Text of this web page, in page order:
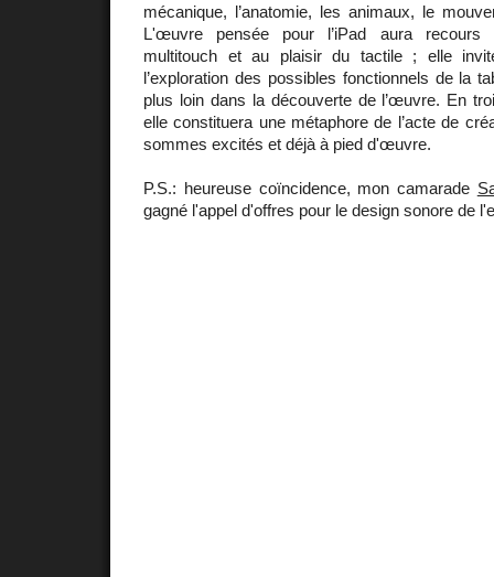
mécanique, l’anatomie, les animaux, le
L'œuvre pensée pour l’iPad aura recours
multitouch et au plaisir du tactile ; elle
l’exploration des possibles fonctionnels de la
plus loin dans la découverte de l’œuvre. En
elle constituera une métaphore de l’acte de
sommes excités et déjà à pied d'œuvre.
P.S.: heureuse coïncidence, mon camarade
gagné l'appel d'offres pour le design sonore de